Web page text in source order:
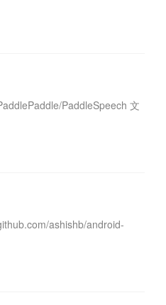
PaddleSpeech 文
ashishb/android-